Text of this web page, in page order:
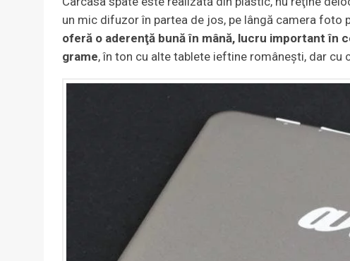
un mic difuzor în partea de jos, pe lângă camera foto
oferă o aderenţă bună în mână, lucru important în
grame, în ton cu alte tablete ieftine româneşti, dar cu